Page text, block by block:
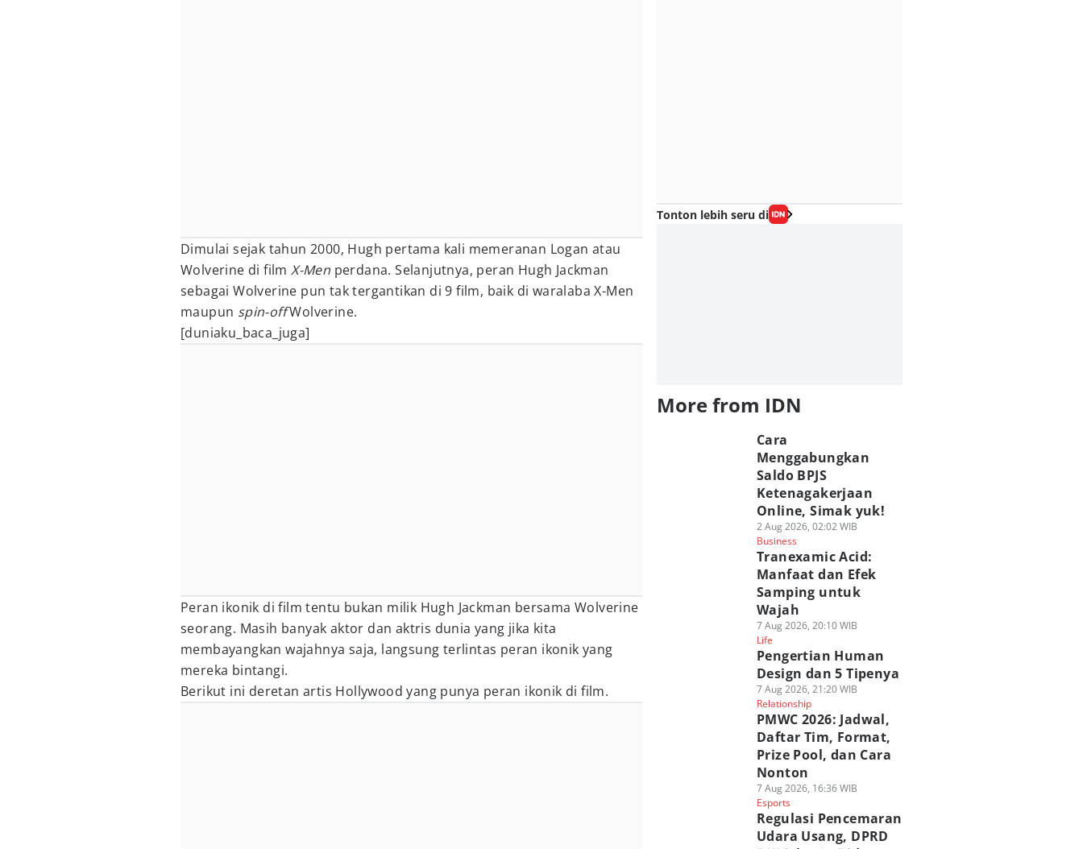
Dimulai sejak tahun 2000, Hugh pertama kali memeranan Logan atau
Wolverine di filmX-Men perdana. Selanjutnya, peran Hugh Jackman
sebagai Wolverine pun tak tergantikan di 9 film, baik di waralaba X-Men
maupun spin-offWolverine.
[duniaku_baca_juga]
Peran ikonik di film tentu bukan milik Hugh Jackman bersama Wolverine
seorang. Masih banyak aktor dan aktris dunia yang jika kita
membayangkan wajahnya saja, langsung terlintas peran ikonik yang
mereka bintangi.
Berikut ini deretan artis Hollywood yang punya peran ikonik di film.
Tonton lebih seru di
More from IDN
Cara
Menggabungkan
Saldo BPJS
Ketenagakerjaan
Online, Simak yuk!
2 Aug 2026, 02:02 WIB
Business
Tranexamic Acid:
Manfaat dan Efek
Samping untuk
Wajah
7 Aug 2026, 20:10 WIB
Life
Pengertian Human
Design dan 5 Tipenya
7 Aug 2026, 21:20 WIB
Relationship
PMWC 2026: Jadwal,
Daftar Tim, Format,
Prize Pool, dan Cara
Nonton
7 Aug 2026, 16:36 WIB
Esports
Regulasi Pencemaran
Udara Usang, DPRD